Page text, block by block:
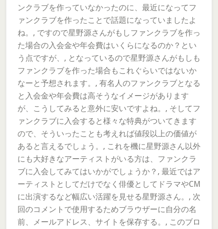
ンクラブを作っていなかったのに、最近になってフ
ァンクラブを作ったことで話題になっていましたよ
ね。, ですので星野源さんがもしファンクラブを作っ
た場合の入会金や年会費はいくらになるのか？とい
う点ですが、, となっているので星野源さんがもしも
ファンクラブを作った場合もこれぐらいではないか
なーと予想されます。, 有名人のファンクラブとなる
と入会金や年会費は高そうなイメージがあります
が、こうしてみると意外に安いですよね。, そしてフ
ァンクラブに入会すると様々な特典がついてきます
ので、そういったことも考えれば値段以上の価値が
あると言えるでしょう。, これを機に星野源さん以外
にも大好きなアーティストがいる方は、ファンクラ
ブに入会してみてはいかがでしょうか？, 最近ではア
ーティストとしてだけでなく俳優としてドラマやCM
に出演するなど幅広い活躍を見せる星野源さん。, 次
回のコメントで使用するためブラウザーに自分の名
前、メールアドレス、サイトを保存する。, このブロ